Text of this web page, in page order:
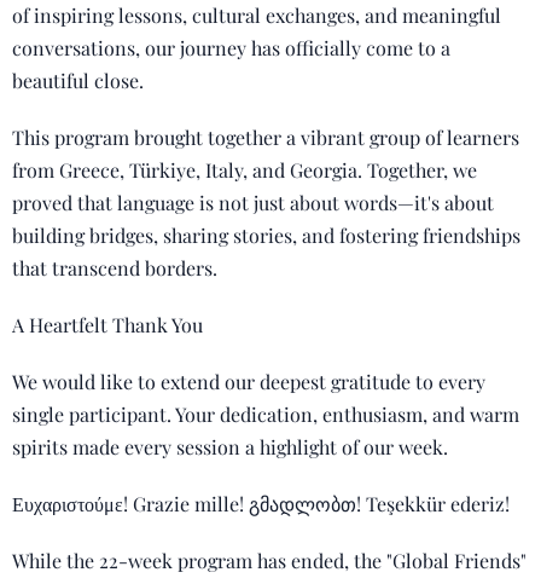
of inspiring lessons, cultural exchanges, and meaningful
conversations, our journey has officially come to a
beautiful close.
This program brought together a vibrant group of learners
from Greece, Türkiye, Italy, and Georgia. Together, we
proved that language is not just about words—it's about
building bridges, sharing stories, and fostering friendships
that transcend borders.
A Heartfelt Thank You
We would like to extend our deepest gratitude to every
single participant. Your dedication, enthusiasm, and warm
spirits made every session a highlight of our week.
Ευχαριστούμε! Grazie mille! გმადლობთ! Teşekkür ederiz!
While the 22-week program has ended, the "Global Friends"